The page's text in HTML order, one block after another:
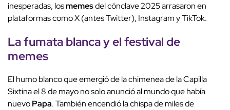
inesperadas, losmemesdel cónclave 2025 arrasaron en
plataformas como X (antes Twitter), Instagram y TikTok.
Lafumata blancay el festival de
memes
El humo blanco que emergió de la chimenea de la Capilla
Sixtina el 8 de mayo no solo anunció al mundo que había
nuevoPapa. También encendió la chispa de miles de